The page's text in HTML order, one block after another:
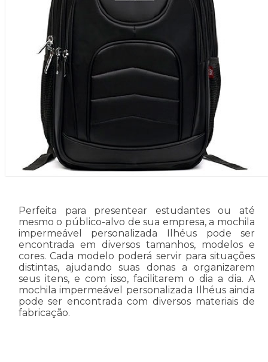
Perfeita para presentear estudantes ou até
mesmo o público-alvo de sua empresa, a mochila
impermeável personalizada Ilhéus pode ser
encontrada em diversos tamanhos, modelos e
cores. Cada modelo poderá servir para situações
distintas, ajudando suas donas a organizarem
seus itens, e com isso, facilitarem o dia a dia. A
mochila impermeável personalizada Ilhéus ainda
pode ser encontrada com diversos materiais de
fabricação.